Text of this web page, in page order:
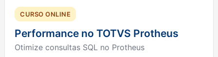
CURSO ONLINE
Performance no TOTVS Protheus
Otimize consultas SQL no Protheus